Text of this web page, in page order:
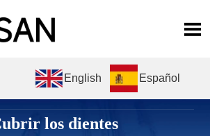
English Español

los dientes